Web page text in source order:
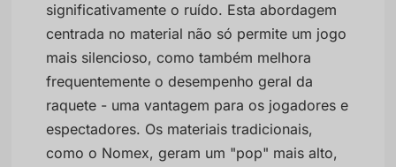
significativamente o ruído. Esta abordagem
centrada no material não só permite um jogo
mais silencioso, como também melhora
frequentemente o desempenho geral da
raquete - uma vantagem para os jogadores e
espectadores. Os materiais tradicionais,
como o Nomex, geram um "pop" mais alto,